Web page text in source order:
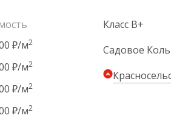
₽/м2
₽/м2
₽/м2
₽/м2
Класс B+
Садовое